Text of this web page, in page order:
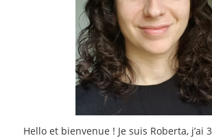
Hello et bienvenue ! Je suis Roberta, j’ai